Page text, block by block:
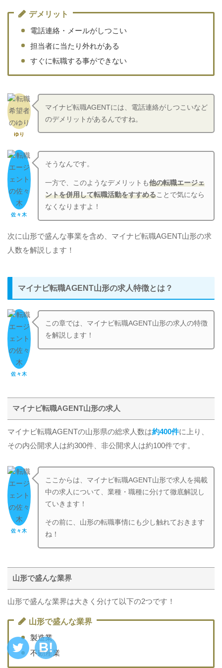
デメリット
電話連絡・メールがしつこい
担当者に当たり外れがある
すぐに転職する事ができない
ゆり
マイナビ転職AGENTには、電話連絡がしつこいなど
のデメリットがあるんですね。
佐々木
そうなんです。
一方で、このようなデメリットも他の転職エージェ
ントを併用して転職活動をすすめることで気になら
なくなりますよ！
次に山形で盛んな事業を含め、マイナビ転職AGENT山形の求
人数を解説します！
マイナビ転職AGENT山形の求人特徴とは？
佐々木
この章では、マイナビ転職AGENT山形の求人の特徴
を解説します！
マイナビ転職AGENT山形の求人
マイナビ転職AGENTの山形県の総求人数は約400件に上り、
その内公開求人は約300件、非公開求人は約100件です。
佐々木
ここからは、マイナビ転職AGENT山形で求人を掲載
中の求人について、業種・職種に分けて徹底解説し
ていきます！
その前に、山形の転職事情にも少し触れておきます
ね！
山形で盛んな業界
山形で盛んな業界は大きく分けて以下の2つです！
山形で盛んな業界
製造業
不動産業